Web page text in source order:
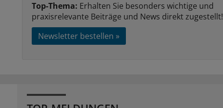
Top-Thema: Erhalten Sie besonders wichtige und
praxisrelevante Beiträge und News direkt zugestellt!
Newsletter bestellen »